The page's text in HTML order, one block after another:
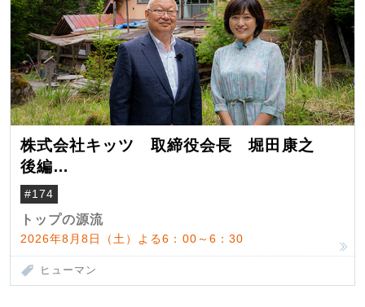
株式会社キッツ 取締役会長 堀田康之
後編
米国駐在でも浮かんだ八ヶ岳 山小屋を営
んだ父母
#174
トップの源流
2026年8月8日（土）よる6：00～6：30
ヒューマン